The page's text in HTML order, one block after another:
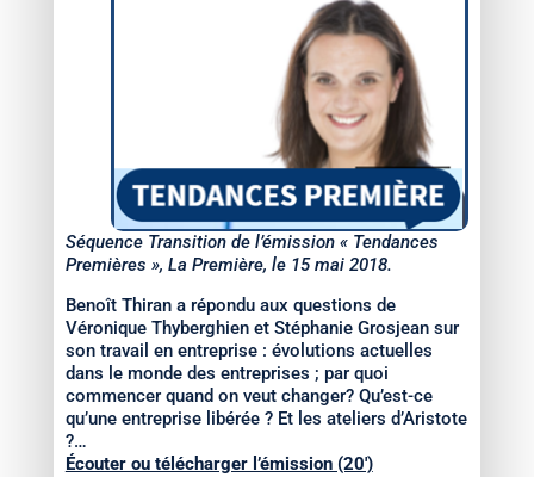
Séquence Transition de l’émission « Tendances
Premières », La Première, le 15 mai 2018.
Benoît Thiran a répondu aux questions de
Véronique Thyberghien et Stéphanie Grosjean sur
son travail en entreprise : évolutions actuelles
dans le monde des entreprises ; par quoi
commencer quand on veut changer? Qu’est-ce
qu’une entreprise libérée ? Et les ateliers d’Aristote
?…
Écouter ou télécharger l’émission (20′)